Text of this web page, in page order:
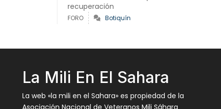
recuperación
FORO Botiquín
La Mili En El Sahara
La web «la mili en el Sahara» es propiedad de la
Asociación Nacional de Veteranos Mili Sáhara